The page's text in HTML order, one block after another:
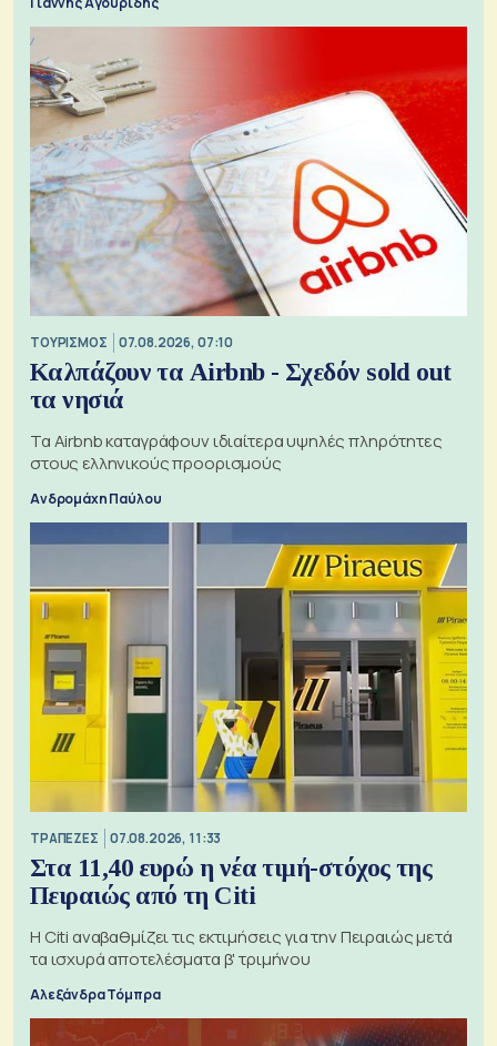
ΤΟΥΡΙΣΜΟΣ 07.08.2026, 07:10
Καλπάζουν τα Airbnb - Σχεδόν sold out
τα νησιά
Τα Airbnb καταγράφουν ιδιαίτερα υψηλές πληρότητες
στους ελληνικούς προορισμούς
Ανδρομάχη Παύλου
ΤΡΑΠΕΖΕΣ 07.08.2026, 11:33
Στα 11,40 ευρώ η νέα τιμή-στόχος της
Πειραιώς από τη Citi
Η Citi αναβαθμίζει τις εκτιμήσεις για την Πειραιώς μετά
τα ισχυρά αποτελέσματα β' τριμήνου
Αλεξάνδρα Τόμπρα